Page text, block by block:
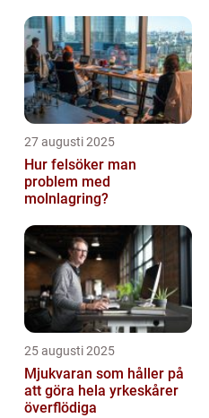
27 augusti 2025
Hur felsöker man
problem med
molnlagring?
25 augusti 2025
Mjukvaran som håller på
att göra hela yrkeskårer
överflödiga